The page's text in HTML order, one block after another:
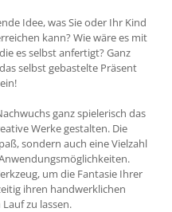
Idee, was Sie oder Ihr Kind
kann? Wie wäre es mit
es selbst anfertigt? Ganz
selbst gebastelte Präsent
ganz spielerisch das
Werke gestalten. Die
sondern auch eine Vielzahl
um die Fantasie Ihrer
ihren handwerklichen
zu lassen.